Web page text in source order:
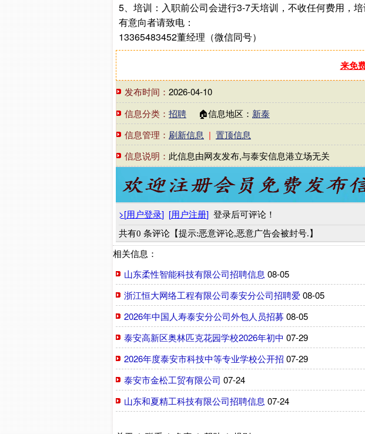
5、培训：入职前公司会进行3-7天培训，不收任何费用，
有意向者请致电：
13365483452董经理（微信同号）
来免
发布时间： 2026-04-10
信息分类： 招聘 🏠信息地区： 新泰
信息管理： 刷新信息 | 置顶信息
信息说明： 此信息由网友发布,与泰安信息港立场无关
>[用户登录] [用户注册] 登录后可评论！
共有0 条评论【提示:恶意评论,恶意广告会被封号.】
相关信息：
山东柔性智能科技有限公司招聘信息 08-05
浙江恒大网络工程有限公司泰安分公司招聘爱08-05
2026年中国人寿泰安分公司外包人员招募 08-05
泰安高新区奥林匹克花园学校2026年初中 07-29
2026年度泰安市科技中等专业学校公开招 07-29
泰安市金松工贸有限公司 07-24
山东和夏精工科技有限公司招聘信息 07-24